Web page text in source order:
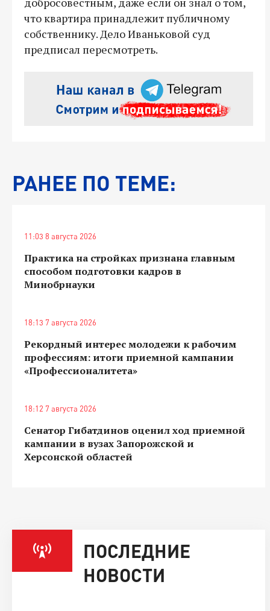
что квартира принадлежит публичному
собственнику. Дело Иваньковой суд
предписал пересмотреть.
РАНЕЕ ПО ТЕМЕ:
11:03 8 августа 2026
Практика на стройках признана главным
способом подготовки кадров в
Минобрнауки
18:13 7 августа 2026
Рекордный интерес молодежи к рабочим
профессиям: итоги приемной кампании
«Профессионалитета»
18:12 7 августа 2026
Сенатор Гибатдинов оценил ход приемной
кампании в вузах Запорожской и
Херсонской областей
ПОСЛЕДНИЕ
НОВОСТИ